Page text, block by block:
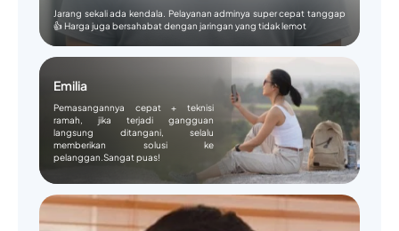
Jarang sekali ada kendala. Pelayanan adminya super cepat tanggap
👍 Harga juga bersahabat dengan jaringan yang tidak lemot
Emilia
Pemasangannya cepat + teknisi
ramah, jika terjadi gangguan
langsung ditangani, selalu
memberikan solusi ke
pelanggan.Sangat puas!